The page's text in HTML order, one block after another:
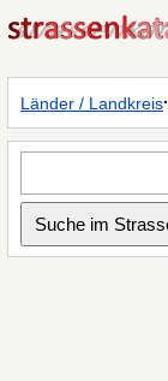
Länder / Landkreis·